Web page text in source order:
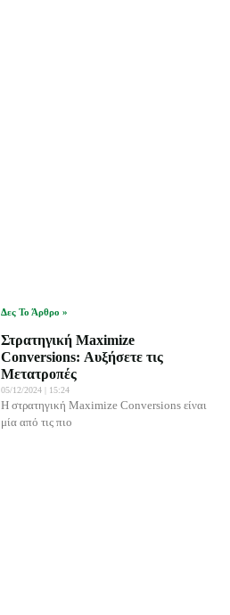
Δες Το Άρθρο »
Στρατηγική Maximize
Conversions: Αυξήσετε τις
Μετατροπές
05/12/2024 15:24
Η στρατηγική Maximize Conversions είναι
μία από τις πιο